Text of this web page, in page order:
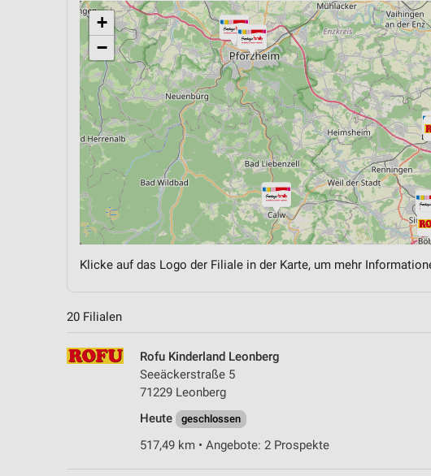
+
−
Klicke auf das Logo der Filiale in der Karte, um mehr
20 Filialen
Rofu Kinderland Leonberg
Seeäckerstraße 5
71229 Leonberg
Heute
geschlossen
517,49 km • Angebote: 2 Prospekte